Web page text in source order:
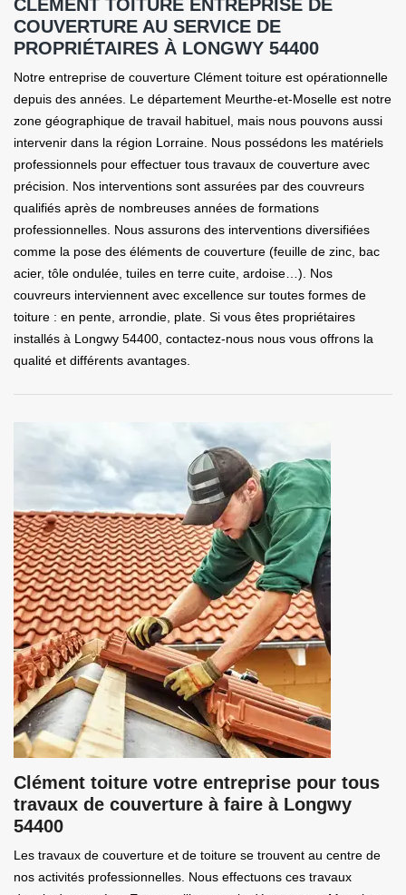
CLÉMENT TOITURE ENTREPRISE DE
COUVERTURE AU SERVICE DE
PROPRIÉTAIRES À LONGWY 54400
Notre entreprise de couverture Clément toiture est opérationnelle
depuis des années. Le département Meurthe-et-Moselle est notre
zone géographique de travail habituel, mais nous pouvons aussi
intervenir dans la région Lorraine. Nous possédons les matériels
professionnels pour effectuer tous travaux de couverture avec
précision. Nos interventions sont assurées par des couvreurs
qualifiés après de nombreuses années de formations
professionnelles. Nous assurons des interventions diversifiées
comme la pose des éléments de couverture (feuille de zinc, bac
acier, tôle ondulée, tuiles en terre cuite, ardoise…). Nos
couvreurs interviennent avec excellence sur toutes formes de
toiture : en pente, arrondie, plate. Si vous êtes propriétaires
installés à Longwy 54400, contactez-nous nous vous offrons la
qualité et différents avantages.
Clément toiture votre entreprise pour tous
travaux de couverture à faire à Longwy
54400
Les travaux de couverture et de toiture se trouvent au centre de
nos activités professionnelles. Nous effectuons ces travaux